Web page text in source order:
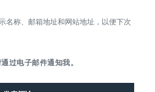
名称、邮箱地址和网站地址，以便下次
过电子邮件通知我。